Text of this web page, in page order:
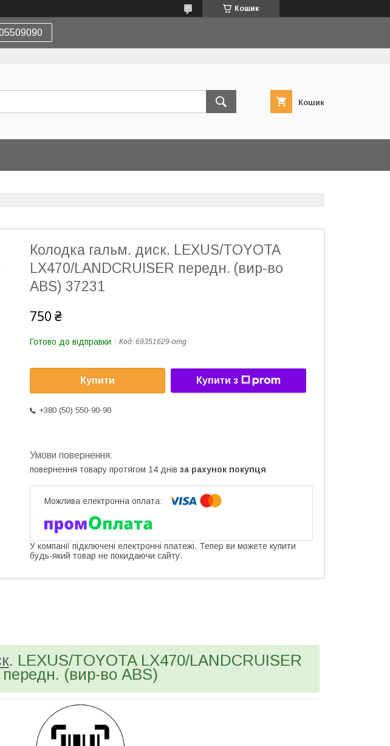
Кошик
Кошик
Колодка гальм. диск. LEXUS/TOYOTA
LX470/LANDCRUISER передн. (вир-во
ABS) 37231
750 ₴
Готово до відправки Код: 69351629-omg
Купити Купити з
+380 (50) 550-90-90
повернення товару протягом 14 днів за рахунок покупця
У компанії підключені електронні платежі. Тепер ви можете купити
будь-який товар не покидаючи сайту.
. LEXUS/TOYOTA LX470/LANDCRUISER
передн. (вир-во ABS)